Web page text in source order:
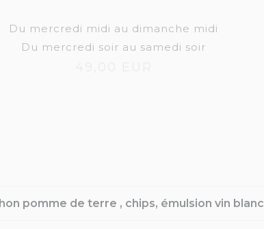
Du mercredi midi au dimanche midi
Du mercredi soir au samedi soir
pomme de terre , chips, émulsion vin blanc